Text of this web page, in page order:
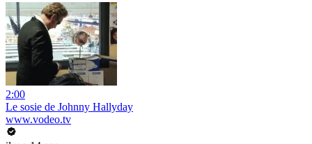
2:00
Le sosie de Johnny Hallyday
www.vodeo.tv